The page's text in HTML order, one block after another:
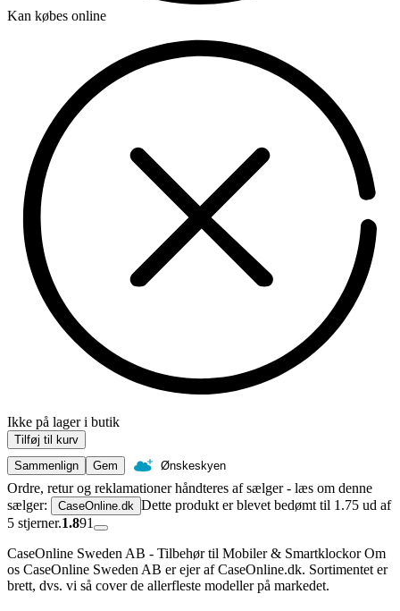
Kan købes online
Ikke på lager i butik
Tilføj til kurv
Sammenlign
Gem Ønskeskyen
Ordre, retur og reklamationer håndteres af sælger - læs om denne
sælger:
CaseOnline.dk Dette produkt er blevet bedømt til 1.75 ud af
5 stjerner.1.891
CaseOnline Sweden AB - Tilbehør til Mobiler & Smartklockor Om
os CaseOnline Sweden AB er ejer af CaseOnline.dk. Sortimentet er
brett, dvs. vi så cover de allerfleste modeller på markedet.